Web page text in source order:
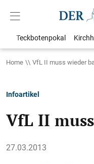
Teckbotenpokal
Home VfL II muss wieder
Infoartikel
VfL II
27.03.2013